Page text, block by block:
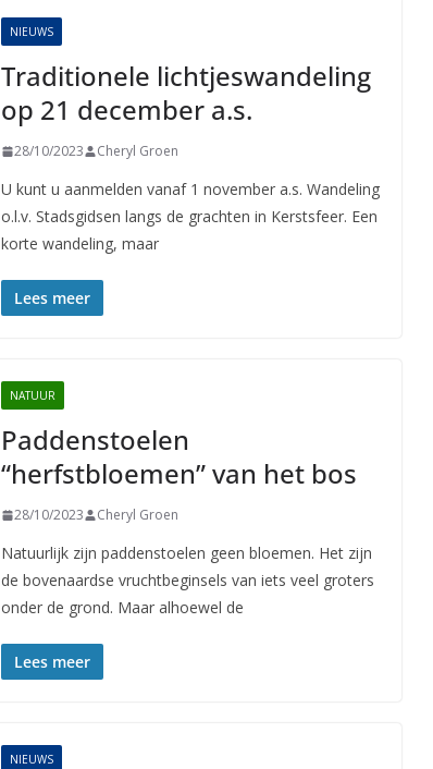
NIEUWS
Traditionele lichtjeswandeling
op 21 december a.s.
28/10/2023 Cheryl Groen
U kunt u aanmelden vanaf 1 november a.s. Wandeling
o.l.v. Stadsgidsen langs de grachten in Kerstsfeer. Een
korte wandeling, maar
Lees meer
NATUUR
Paddenstoelen
“herfstbloemen” van het bos
28/10/2023 Cheryl Groen
Natuurlijk zijn paddenstoelen geen bloemen. Het zijn
de bovenaardse vruchtbeginsels van iets veel groters
onder de grond. Maar alhoewel de
Lees meer
NIEUWS